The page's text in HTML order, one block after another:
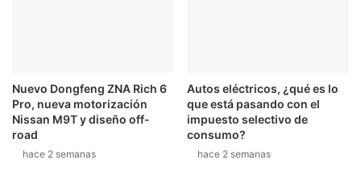
e
f
r
d
0
Nuevo Dongfeng ZNA Rich 6
Pro, nueva motorización
Nissan M9T y diseño off-
road
hace 2 semanas
Autos eléctricos, ¿qué es lo
que está pasando con el
impuesto selectivo de
consumo?
hace 2 semanas